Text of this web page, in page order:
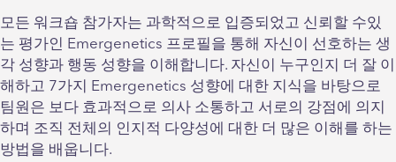
모든 워크숍 참가자는 과학적으로 입증되었고 신뢰할 수있
는 평가인 Emergenetics 프로필을 통해 자신이 선호하는 생
각 성향과 행동 성향을 이해합니다. 자신이 누구인지 더 잘 이
해하고 7가지 Emergenetics 성향에 대한 지식을 바탕으로
팀원은 보다 효과적으로 의사 소통하고 서로의 강점에 의지
하며 조직 전체의 인지적 다양성에 대한 더 많은 이해를 하는
방법을 배웁니다.